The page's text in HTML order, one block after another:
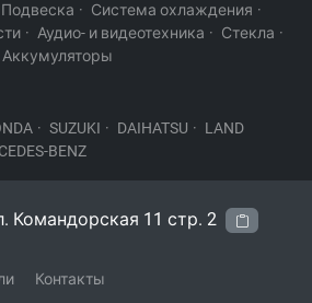
Подвеска · Система охлаждения ·
· Аудио- и видеотехника · Стекла ·
Аккумуляторы
· SUZUKI · DAIHATSU · LAND
BENZ
Командорская 11 стр. 2
Контакты